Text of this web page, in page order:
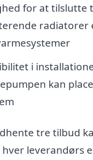
for at tilslutte
radiatorer
i
kan
tre tilbud
hver leverandørs